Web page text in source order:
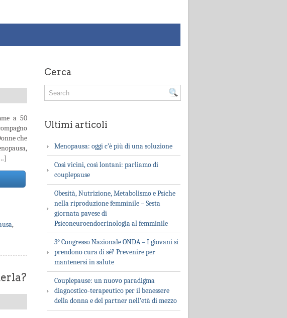
a 50
che
,
Cerca
Ultimi articoli
Menopausa: oggi c’è più di una soluzione
Così vicini, così lontani: parliamo di
couplepause
Obesità, Nutrizione, Metabolismo e Psiche
nella riproduzione femminile – Sesta
giornata pavese di
Psiconeuroendocrinologia al femminile
3° Congresso Nazionale ONDA – I giovani si
prendono cura di sé? Prevenire per
mantenersi in salute
Couplepause: un nuovo paradigma
diagnostico-terapeutico per il benessere
della donna e del partner nell’età di mezzo